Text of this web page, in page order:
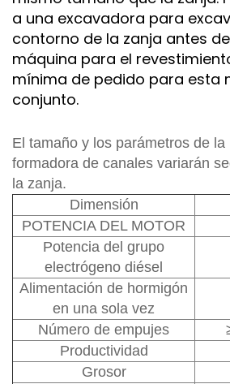
a una excavadora para
contorno de la zanja antes
máquina para el
mínima de pedido para esta
conjunto.
El tamaño y los parámetros de la
formadora de canales variarán
la zanja.
Dimensión
POTENCIA DEL MOTOR
Potencia del grupo
electrógeno diésel
Alimentación de hormigón
en una sola vez
Número de empujes
Productividad
Grosor